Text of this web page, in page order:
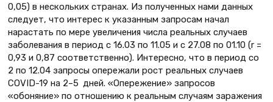
0,05) в нескольких странах. Из полученных нами данных
следует, что интерес к указанным запросам начал
нарастать по мере увеличения числа реальных случаев
заболевания в период с 16.03 по 11.05 и с 27.08 по 01.10 (r =
0,93 и 0,87 соответственно). Интересно, что в период со
2 по 12.04 запросы опережали рост реальных случаев
COVID-19 на 2–5 дней. «Опережение» запросов
«обоняние» по отношению к реальным случаям заражения